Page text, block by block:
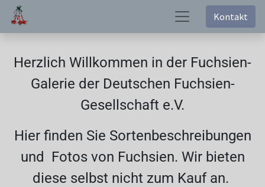
Kontakt
Herzlich Willkommen in der Fuchsien-
Galerie der Deutschen Fuchsien-
Gesellschaft e.V.
Hier finden Sie Sortenbeschreibungen
und Fotos von Fuchsien. Wir bieten
diese selbst nicht zum Kauf an.